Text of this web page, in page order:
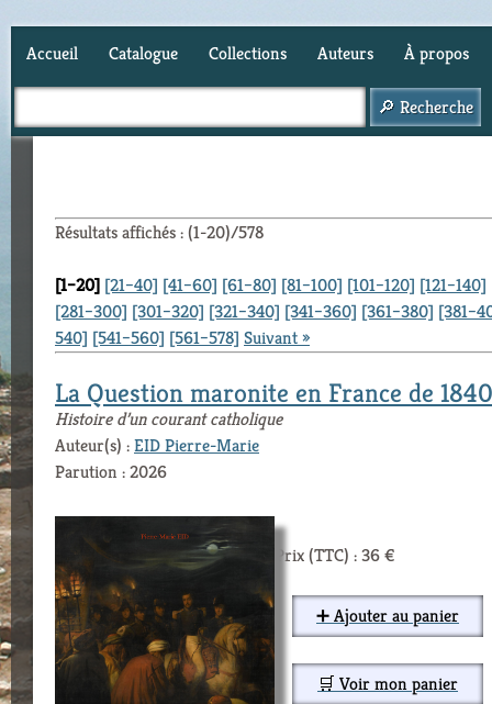
Accueil Catalogue Collections Auteurs À propos
Résultats affichés : (1-20)/578
[1–20] [21–40] [41–60] [61–80] [81–100] [101–120] [121–140]
[281–300] [301–320] [321–340] [341–360] [361–380]
540] [541–560] [561–578] Suivant »
La Question maronite en France de
Histoire d’un courant catholique
Auteur(s) :EID Pierre-Marie
Parution : 2026
Prix (TTC) : 36 €
➕ Ajouter au panier
🛒 Voir mon panier